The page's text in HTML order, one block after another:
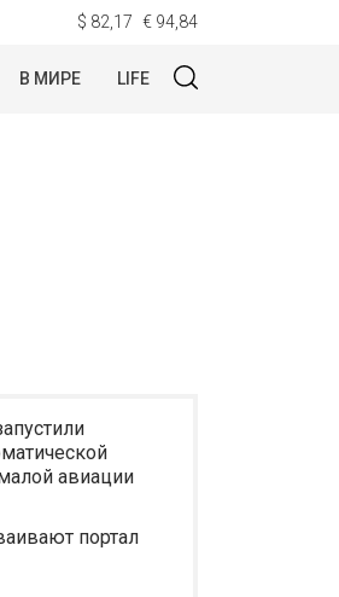
$ 82,17 € 94,84
В МИРЕ LIFE
авиации
портал